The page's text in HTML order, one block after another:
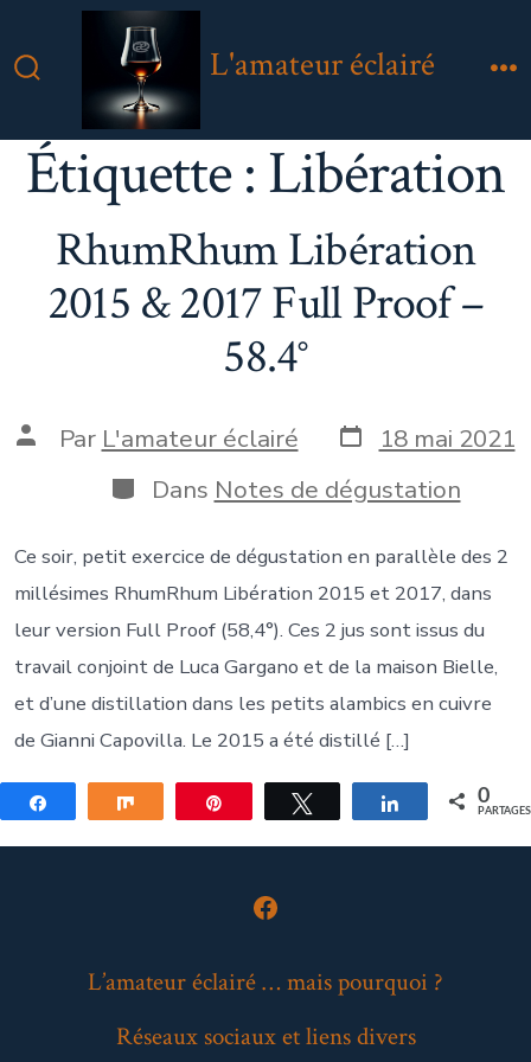
au
Bascule
Rechercher
L'amateur éclairé
Étiquette :Libération
RhumRhum Libération
2015 & 2017 Full Proof –
58.4°
Auteur
publication
Par L'amateur éclairé Date
de
publication
18 mai 2021
Catégories
Dans Notes de dégustation
Ce soir, petit exercice de dégustation en parallèle des 2
millésimes RhumRhum Libération 2015 et 2017, dans
leur version Full Proof (58,4°). Ces 2 jus sont issus du
travail conjoint de Luca Gargano et de la maison Bielle,
et d’une distillation dans les petits alambics en cuivre
de Gianni Capovilla. Le 2015 a été distillé […]
Partagez Partagez Tweetez Partagez 0
PARTAGES
Open
in
a
L’amateur éclairé … mais pourquoi ?
Réseaux sociaux et liens divers